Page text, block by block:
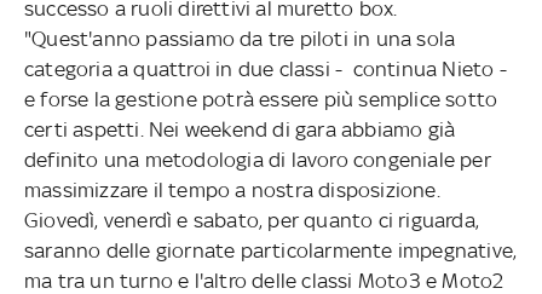
successo a ruoli direttivi al muretto box.
"Quest'anno passiamo da tre piloti in una sola
categoria a quattroi in due classi - continua Nieto -
e forse la gestione potrà essere più semplice sotto
certi aspetti. Nei weekend di gara abbiamo già
definito una metodologia di lavoro congeniale per
massimizzare il tempo a nostra disposizione.
Giovedì, venerdì e sabato, per quanto ci riguarda,
saranno delle giornate particolarmente impegnative,
ma tra un turno e l'altro delle classi Moto3 e Moto2